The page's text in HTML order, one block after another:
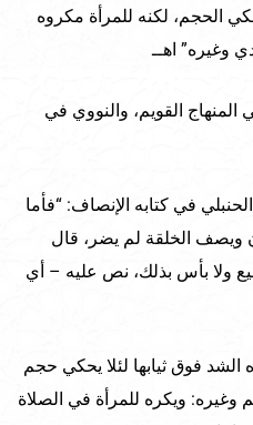
الحجم، لكنه للمرأة مكروه
وغيره” اهــ
القويم، والنووي في
في كتابه الإنصاف: “فأما
ويصف الخلقة لم يضر، قال
ولا بأس بذلك، نص عليه – أي
الشد فوق ثيابها لئلا يحكي حجم
وغيره: ويكره للمرأة في الصلاة